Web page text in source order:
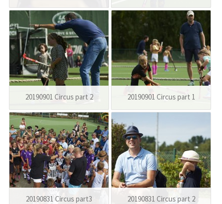
20190901 Circus part 2 20190901 Circus part 1
20190831 Circus part3 20190831 Circus part 2